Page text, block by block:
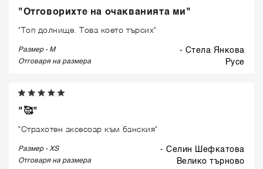
"Отговорихте на очакванията ми"
"Топ долнище. Това което търсих"
Размер - M - Стела Янкова
Отговаря на размера русе
"🥰"
"Страхотен аксесоар към банския"
Размер - XS - Селин Шефкатова
Отговаря на размера велико търново